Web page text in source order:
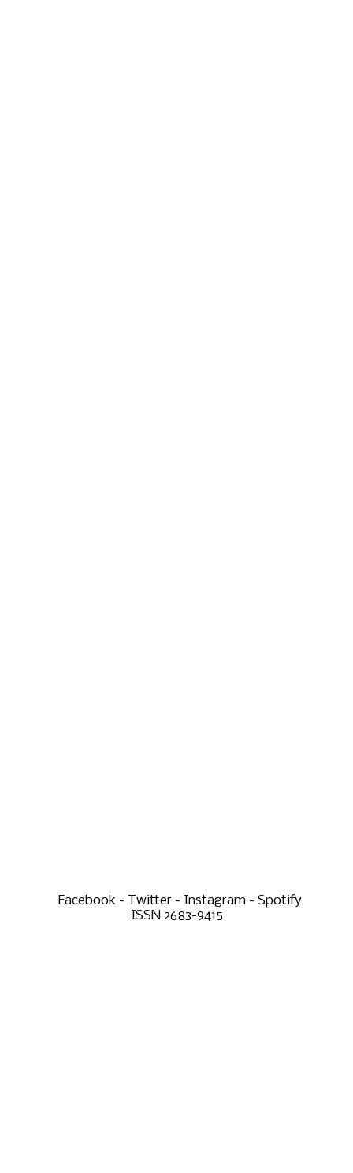
Facebook - Twitter - Instagram - Spotify
ISSN 2683-9415